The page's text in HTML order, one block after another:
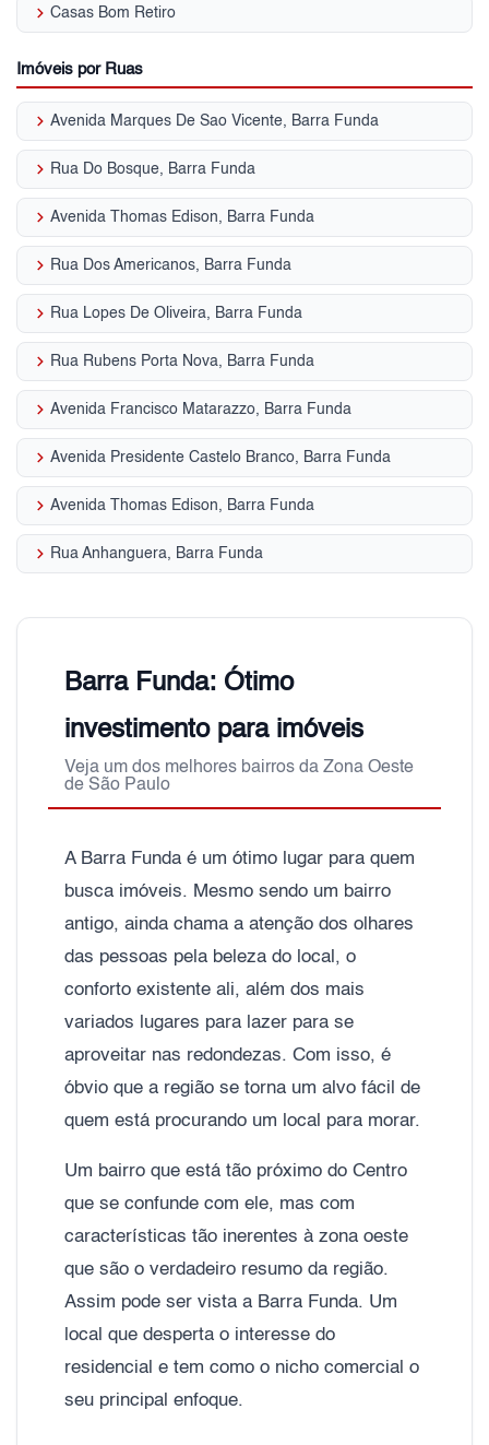
keyboard_arrow_right Casas Bom Retiro
Imóveis por Ruas
keyboard_arrow_right Avenida Marques De Sao Vicente, Barra Funda
keyboard_arrow_right Rua Do Bosque, Barra Funda
keyboard_arrow_right Avenida Thomas Edison, Barra Funda
keyboard_arrow_right Rua Dos Americanos, Barra Funda
keyboard_arrow_right Rua Lopes De Oliveira, Barra Funda
keyboard_arrow_right Rua Rubens Porta Nova, Barra Funda
keyboard_arrow_right Avenida Francisco Matarazzo, Barra Funda
keyboard_arrow_right Avenida Presidente Castelo Branco, Barra Funda
keyboard_arrow_right Avenida Thomas Edison, Barra Funda
keyboard_arrow_right Rua Anhanguera, Barra Funda
Barra Funda: Ótimo
investimento para imóveis
Veja um dos melhores bairros da Zona Oeste
de São Paulo
A Barra Funda é um ótimo lugar para quem
busca imóveis. Mesmo sendo um bairro
antigo, ainda chama a atenção dos olhares
das pessoas pela beleza do local, o
conforto existente ali, além dos mais
variados lugares para lazer para se
aproveitar nas redondezas. Com isso, é
óbvio que a região se torna um alvo fácil de
quem está procurando um local para morar.
Um bairro que está tão próximo do Centro
que se confunde com ele, mas com
características tão inerentes à zona oeste
que são o verdadeiro resumo da região.
Assim pode ser vista a Barra Funda. Um
local que desperta o interesse do
residencial e tem como o nicho comercial o
seu principal enfoque.